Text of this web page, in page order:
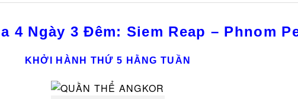
4 Ngày 3 Đêm: Siem Reap – Phnom
KHỞI HÀNH THỨ 5 HẰNG TUẦN